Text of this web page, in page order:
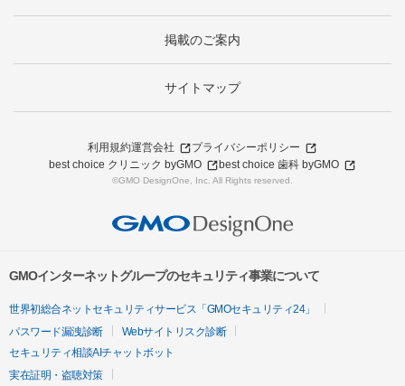
掲載のご案内
サイトマップ
利用規約運営会社
プライバシーポリシー
best choice クリニック byGMO
best choice 歯科 byGMO
©GMO DesignOne, Inc. All Rights reserved.
GMOインターネットグループのセキュリティ事業について
世界初総合ネットセキュリティサービス「GMOセキュリティ24」
パスワード漏洩診断
Webサイトリスク診断
セキュリティ相談AIチャットボット
実在証明・盗聴対策